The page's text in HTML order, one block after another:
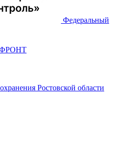
Федеральный
Ростовской области